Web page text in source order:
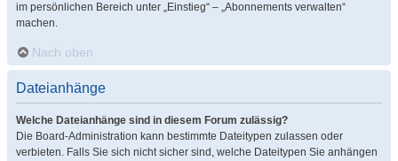
im persönlichen Bereich unter „Einstieg“ – „Abonnements verwalten“
machen.
Nach oben
Dateianhänge
Welche Dateianhänge sind in diesem Forum zulässig?
Die Board-Administration kann bestimmte Dateitypen zulassen oder
verbieten. Falls Sie sich nicht sicher sind, welche Dateitypen Sie anhängen